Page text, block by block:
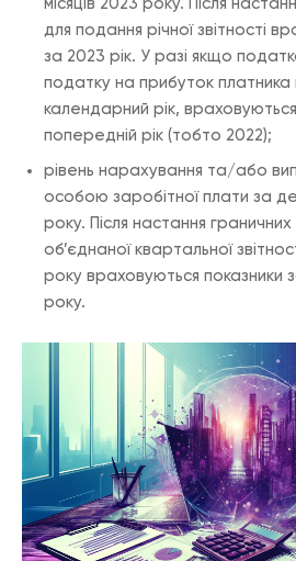
місяців 2023 року. Після
для подання річної звітності
за 2023 рік. У разі якщо
податку на прибуток платника
календарний рік,
попередній рік (тобто 2022);
рівень нарахування та/або
особою заробітної плати за
року. Після настання
об’єднаної квартальної
року враховуються показники
року.